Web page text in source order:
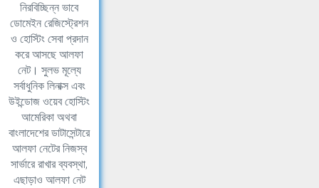
নিরবিচ্ছিন্ন ভাবে
ডোমেইন রেজিস্ট্রেশন
ও হোস্টিং সেবা প্রদান
করে আসছে আলফা
নেট। সুলভ মূল্যে
সর্বাধুনিক লিনাক্স এবং
উইন্ডোজ ওয়েব হোস্টিং
আমেরিকা অথবা
বাংলাদেশের ডাটাসেন্টারে
আলফা নেটের নিজস্ব
সার্ভারে রাখার ব্যবস্থা,
এছাড়াও আলফা নেট